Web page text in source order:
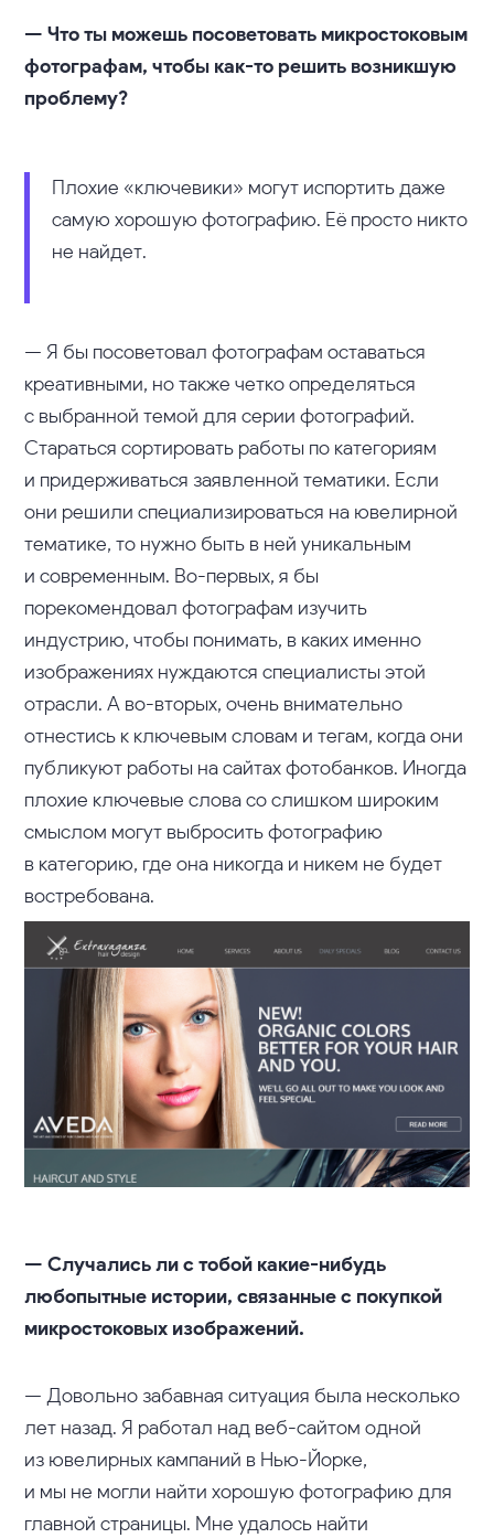
— Что ты можешь посоветовать микростоковым
фотографам, чтобы как-то решить возникшую
проблему?
Плохие «ключевики» могут испортить даже
самую хорошую фотографию. Её просто никто
не найдет.
— Я бы посоветовал фотографам оставаться
креативными, но также четко определяться
с выбранной темой для серии фотографий.
Стараться сортировать работы по категориям
и придерживаться заявленной тематики. Если
они решили специализироваться на ювелирной
тематике, то нужно быть в ней уникальным
и современным. Во-первых, я бы
порекомендовал фотографам изучить
индустрию, чтобы понимать, в каких именно
изображениях нуждаются специалисты этой
отрасли. А во-вторых, очень внимательно
отнестись к ключевым словам и тегам, когда они
публикуют работы на сайтах фотобанков. Иногда
плохие ключевые слова со слишком широким
смыслом могут выбросить фотографию
в категорию, где она никогда и никем не будет
востребована.
— Случались ли с тобой какие-нибудь
любопытные истории, связанные с покупкой
микростоковых изображений.
— Довольно забавная ситуация была несколько
лет назад. Я работал над веб-сайтом одной
из ювелирных кампаний в Нью-Йорке,
и мы не могли найти хорошую фотографию для
главной страницы. Мне удалось найти